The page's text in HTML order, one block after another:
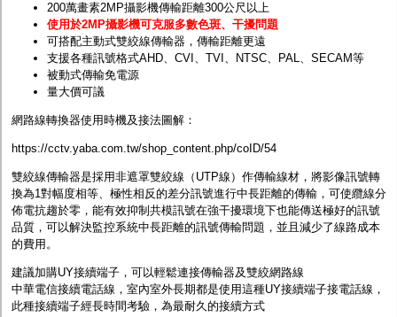
200萬畫素2MP攝影機傳輸距離300公尺以上
使用於2MP攝影機可克服多數色斑、干擾問題
可搭配主動式雙絞線傳輸器，傳輸距離更遠
支援各種訊號格式AHD、CVI、TVI、NTSC、PAL、SECAM等
被動式傳輸免電源
量大價可議
網路線轉換器使用時機及接法圖解：
https://cctv.yaba.com.tw/shop_content.php/coID/54
雙絞線傳輸器是採用非遮罩雙絞線（UTP線）作傳輸線材，將影像訊號轉
換為1對幅度相等、極性相反的差分訊號進行中長距離的傳輸，可使纜線分
佈電抗趨於零，能有效抑制共模訊號在強干擾環境下也能傳送極好的訊號
品質，可以解決監控系統中長距離的訊號傳輸問題，並且減少了線路成本
的費用。
建議加購UY接續端子 ，可以輕鬆連接傳輸器及雙絞網路線
中華電信接續電話線，室內室外長期都是使用這種UY接續端子接電話線，
此種接續端子經長時間考驗，為最耐久的接續方式